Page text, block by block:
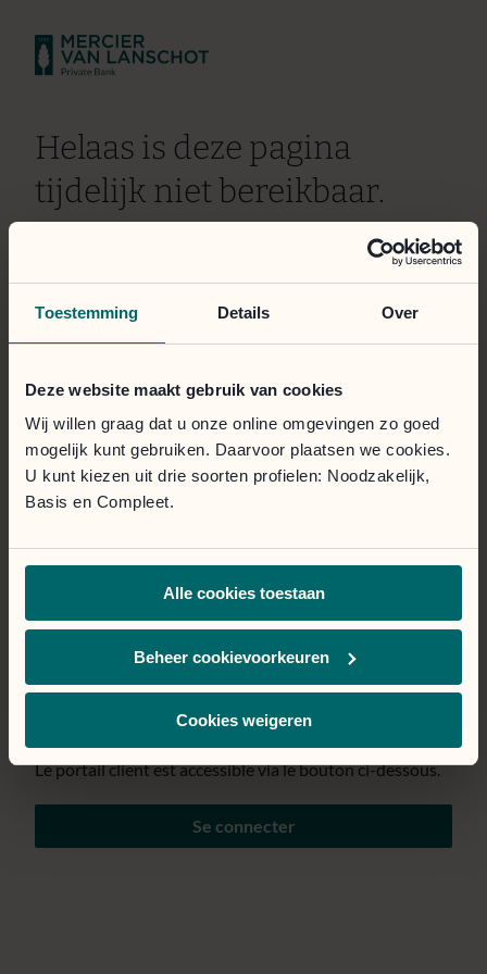
Toestemming Details Over
Deze website maakt gebruik van cookies
Wij willen graag dat u onze online omgevingen zo goed
mogelijk kunt gebruiken. Daarvoor plaatsen we cookies.
U kunt kiezen uit drie soorten profielen: Noodzakelijk,
Basis en Compleet.
Alle cookies toestaan
Beheer cookievoorkeuren
Cookies weigeren
Helaas is deze pagina
tijdelijk niet bereikbaar.
Wij doen er alles aan om het probleem zo snel mogelijk
Inloggen
Page temporairement
indisponible.
Nous mettons tout en œuvre pour résoudre le problème
au plus vite. Nous nous excusons pour la gêne
Le portail client est accessible via le bouton ci-dessous.
Se connecter